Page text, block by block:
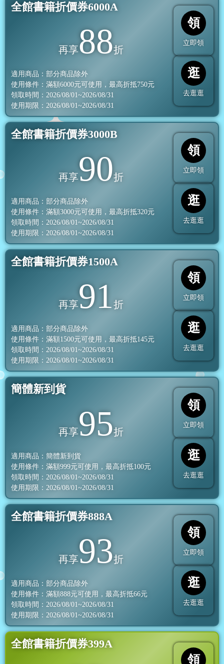
全館書籍折價券6000A
再享88折
適用商品：部分商品除外
使用條件：滿額6000元可使用，最高折抵750元
領取時間：2026/08/01~2026/08/31
使用期限：2026/08/01~2026/08/31
領
立即領
逛
去逛逛
全館書籍折價券3000B
再享90折
適用商品：部分商品除外
使用條件：滿額3000元可使用，最高折抵320元
領取時間：2026/08/01~2026/08/31
使用期限：2026/08/01~2026/08/31
領
立即領
逛
去逛逛
全館書籍折價券1500A
再享91折
適用商品：部分商品除外
使用條件：滿額1500元可使用，最高折抵145元
領取時間：2026/08/01~2026/08/31
使用期限：2026/08/01~2026/08/31
領
立即領
逛
去逛逛
簡體新到貨
再享95折
適用商品：簡體新到貨
使用條件：滿額999元可使用，最高折抵100元
領取時間：2026/08/01~2026/08/31
使用期限：2026/08/01~2026/08/31
領
立即領
逛
去逛逛
全館書籍折價券888A
再享93折
適用商品：部分商品除外
使用條件：滿額888元可使用，最高折抵66元
領取時間：2026/08/01~2026/08/31
使用期限：2026/08/01~2026/08/31
領
立即領
逛
去逛逛
全館書籍折價券399A
領